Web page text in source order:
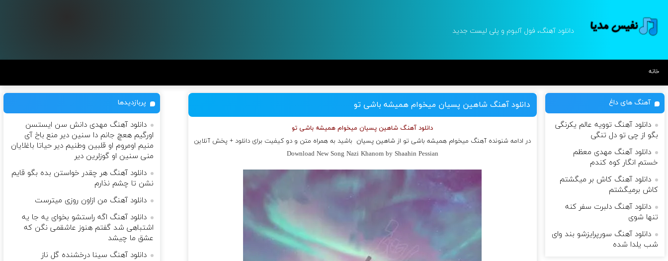
دانلود آهنگ، فول آلبوم و پلی لیست جدید
خانه
دانلود آهنگ شاهین پسیان میخوام همیشه باشی تو
دانلود آهنگ شاهین پسیان میخوام همیشه باشی تو
در ادامه شنونده آهنگ میخوام همیشه باشی تو از شاهین پسیان باشید به همراه متن و دو کیفیت برای دانلود + پخش آنلاین
Download New Song Nazi Khanom by Shaahin Pessian
آهنگ های داغ
دانلود آهنگ توویه عالم یکرنگی
بگو از چی تو دل تنگی
دانلود آهنگ مهدی معظم
خستم انگار کوه کندم
دانلود آهنگ کاش بر میگشتم
کاش برمیگشتم
دانلود آهنگ دلبرت سفر کنه
تنها شوی
دانلود آهنگ سورپرایزشو بند وای
شب یلدا شده
پربازدیدها
دانلود آهنگ مهدی دانش سن ایستسن
اورگیم هعچ جانم دا سنین دیر منع باخ آی
منیم اومروم او قلبین وطنیم دیر حیاتا باغلایان
منی سنین او گوزلرین دیر
دانلود آهنگ هر چقدر خواستن بده بگو قایم
نشن تا چشم نذارم
دانلود آهنگ من ازاون روزی میترست
دانلود آهنگ اگه راستشو بخوای یه جا یه
اشتباهی شد گفتم هنوز عاشقمی نگن كه
عشق ما چیشد
دانلود آهنگ سینا درخشنده گل ناز